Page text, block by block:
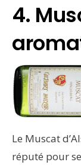
4.
Le Muscat
réputé pour